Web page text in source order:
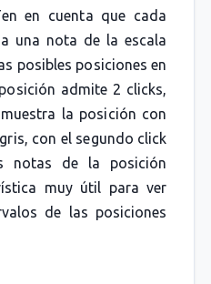
en cuenta que cada
una nota de la escala
posibles posiciones en
admite 2 clicks,
la posición con
con el segundo click
notas de la posición
muy útil para ver
de las posiciones